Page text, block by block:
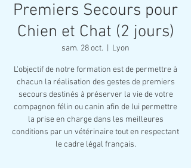
Premiers Secours pour
Chien et Chat (2 jours)
sam. 28 oct. Lyon
L'objectif de notre formation est de permettre à
chacun la réalisation des gestes de premiers
secours destinés à préserver la vie de votre
compagnon félin ou canin afin de lui permettre
la prise en charge dans les meilleures
conditions par un vétérinaire tout en respectant
le cadre légal français.